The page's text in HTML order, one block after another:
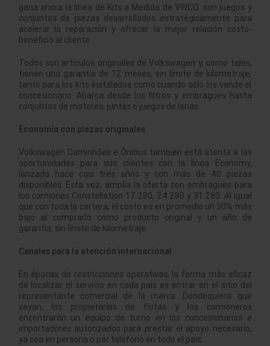
gana ahora la línea de Kits a Medida de VWCO: son juegos y
conjuntos de piezas desarrollados estratégicamente para
acelerar la reparación y ofrecer la mejor relación costo-
beneficio al cliente.
Todos son artículos originales de Volkswagen y, como tales,
tienen una garantía de 12 meses, sin límite de kilometraje,
tanto para los kits instalados como cuando sólo los vende el
concesionario. Abarca desde los filtros y embragues hasta
conjuntos de motores, juntas o juegos de lonas.
Economía con piezas originales
Volkswagen Caminhões e Ônibus también está atenta a las
oportunidades para sus clientes con la línea Economy,
lanzada hace casi tres años y con más de 40 piezas
disponibles. Esta vez, amplía la oferta con embragues para
los camiones Constellation 17.280, 24.280 y 31.280. Al igual
que con toda la cartera, el costo es en promedio un 30% más
bajo al comprarlo como producto original y un año de
garantía, sin límite de kilometraje.
Canales para la atención internacional
En épocas de restricciones operativas, la forma más eficaz
de localizar el servicio en cada país es entrar en el sitio del
representante comercial de la marca. Dondequiera que
vayan, los propietarios de flotas y los camioneros
encontrarán un equipo de turno en los concesionarios e
importadores autorizados para prestar el apoyo necesario,
ya sea en persona o por teléfono en todo el país.